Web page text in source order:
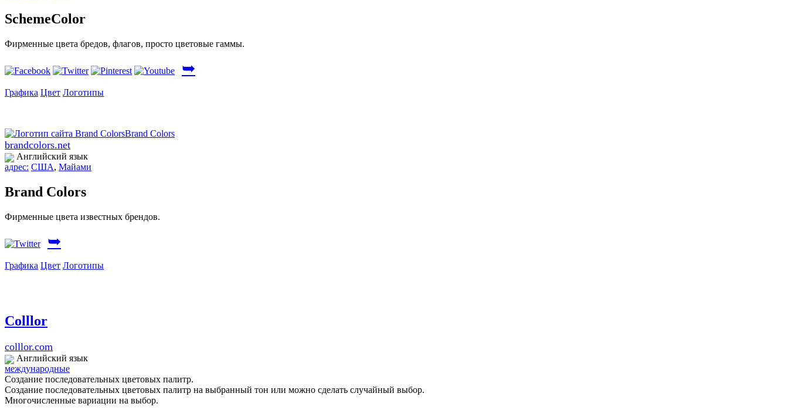
SchemeColor
Фирменные цвета бредов, флагов, просто цветовые гаммы.
➥
Графика Цвет Логотипы
brandcolors.net
Английский язык
адрес: США, Майами
Brand Colors
Фирменные цвета известных брендов.
➥
Графика Цвет Логотипы
Colllor
colllor.com
Английский язык
международные
Создание последовательных цветовых палитр.
Создание последовательных цветовых палитр на выбранный тон или можно сделать случайный выбор.
Многочисленные вариации на выбор.